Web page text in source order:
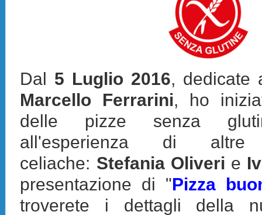
Dal 5 Luglio 2016, dedicate
Marcello Ferrarini, ho
delle pizze senza
all'esperienza di
celiache: Stefania Oliveri e
presentazione di "Pizza
troverete i dettagli della